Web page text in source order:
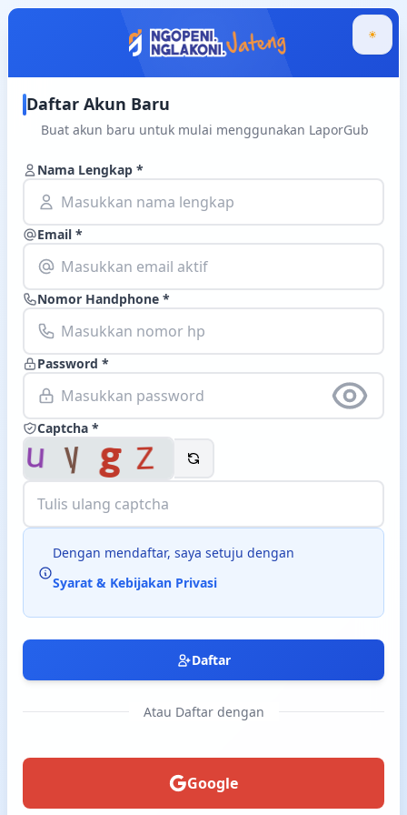
Langsung ke konten utama
Daftar Akun Baru
Buat akun baru untuk mulai menggunakan LaporGub
Nama Lengkap *
Email *
Nomor Handphone *
Password *
Captcha *
Dengan mendaftar, saya setuju dengan
Syarat & Kebijakan Privasi
Daftar
Atau Daftar dengan
Google